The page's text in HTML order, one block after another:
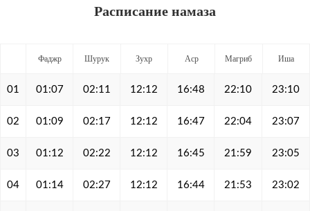
Расписание намаза
Фаджр Шурук Зухр Аср Магриб Иша
01 01:07 02:11 12:12 16:48 22:10 23:10
02 01:09 02:17 12:12 16:47 22:04 23:07
03 01:12 02:22 12:12 16:45 21:59 23:05
04 01:14 02:27 12:12 16:44 21:53 23:02